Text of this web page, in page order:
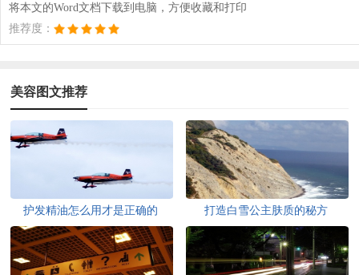
将本文的Word文档下载到电脑，方便收藏和打印
推荐度：
美容图文推荐
护发精油怎么用才是正确的 打造白雪公主肤质的秘方